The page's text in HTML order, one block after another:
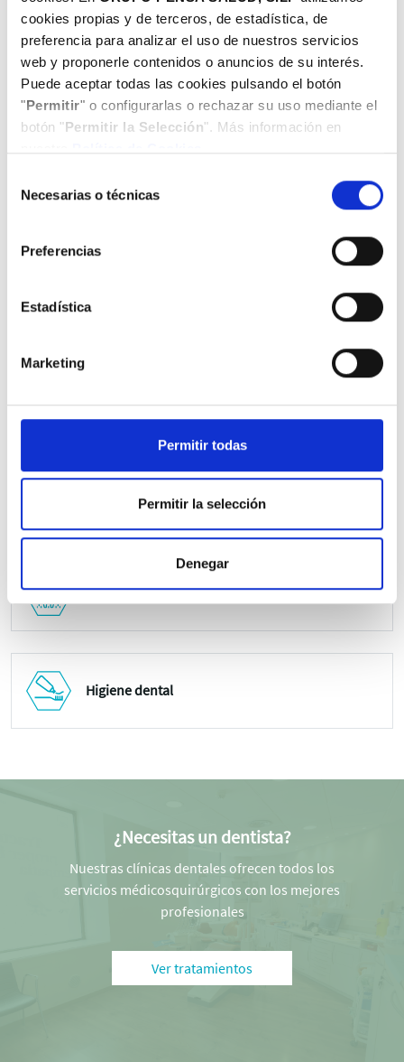
cookies propias y de terceros, de estadística, de
preferencia para analizar el uso de nuestros servicios
web y proponerle contenidos o anuncios de su interés.
Puede aceptar todas las cookies pulsando el botón
"Permitir" o configurarlas o rechazar su uso mediante el
botón "Permitir la Selección". Más información en
Necesarias o técnicas
Preferencias
Estadística
Marketing
Permitir todas
Permitir la selección
Denegar
Odontopediatría
Estética dental
Periodoncia
Higiene dental
¿Necesitas un dentista?
Nuestras clínicas dentales ofrecen todos los
servicios médicosquirúrgicos con los mejores
profesionales
Ver tratamientos